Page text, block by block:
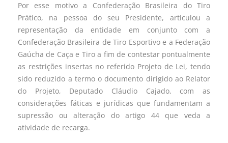
Por esse motivo a Confederação Brasileira do Tiro
Prático, na pessoa do seu Presidente, articulou a
representação da entidade em conjunto com a
Confederação Brasileira de Tiro Esportivo e a Federação
Gaúcha de Caça e Tiro a fim de contestar pontualmente
as restrições insertas no referido Projeto de Lei, tendo
sido reduzido a termo o documento dirigido ao Relator
do Projeto, Deputado Cláudio Cajado, com as
considerações fáticas e jurídicas que fundamentam a
supressão ou alteração do artigo 44 que veda a
atividade de recarga.